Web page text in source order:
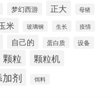
梦幻西游 正大 母猪
米 玻璃钢 生长 疫情
自己的 蛋白质 设备
颗粒 颗粒机
剂 饵料